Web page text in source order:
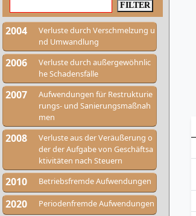
2004
Verluste durch Verschmelzung u
nd Umwandlung
2006
Verluste durch außergewöhnlic
he Schadensfälle
2007
Aufwendungen für Restrukturie
rungs- und Sanierungsmaßnah
men
2008
Verluste aus der Veräußerung o
der der Aufgabe von Geschäftsa
ktivitäten nach Steuern
2010 Betriebsfremde Aufwendungen
2020 Periodenfremde Aufwendungen